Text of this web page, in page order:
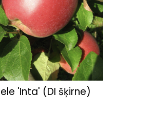
'Inta' (DI šķirne)